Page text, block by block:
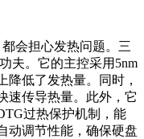
会担心发热问题。三
夫。它的主控采用5nm
降低了发热量。同时，
速传导热量。此外，它
过热保护机制，能
动调节性能，确保硬盘